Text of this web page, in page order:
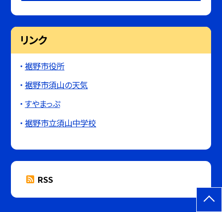
リンク
裾野市役所
裾野市須山の天気
すやまっぷ
裾野市立須山中学校
RSS